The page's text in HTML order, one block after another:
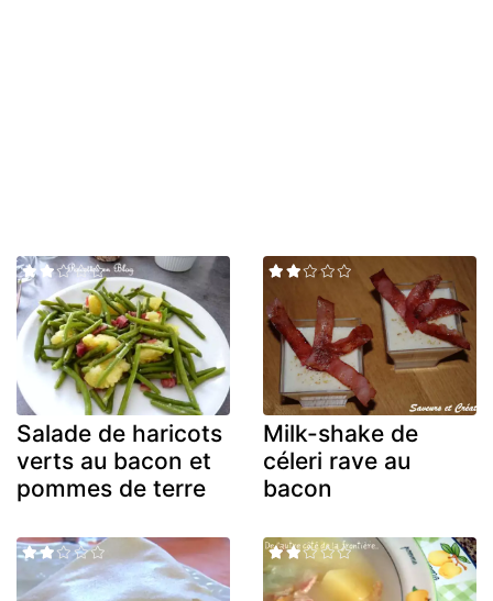
Salade de haricots
verts au bacon et
pommes de terre
Milk-shake de
céleri rave au
bacon